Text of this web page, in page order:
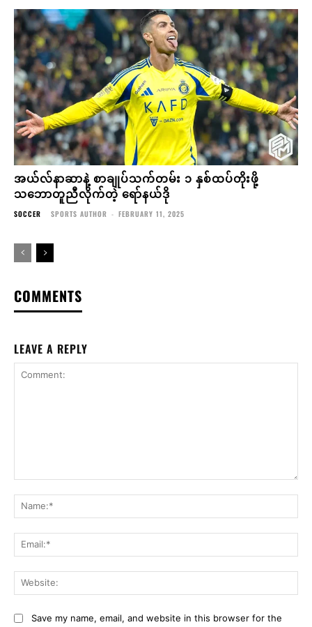
အယ်လ်နာဆာနဲ့ စာချုပ်သက်တမ်း ၁ နှစ်ထပ်တိုးဖို့
သဘောတူညီလိုက်တဲ့ ရော်နယ်ဒို
SOCCER SPORTS AUTHOR - FEBRUARY 11, 2025
COMMENTS
LEAVE A REPLY
Save my name, email, and website in this browser for the